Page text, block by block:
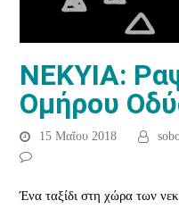
ΝΕΚΥΙΑ:
Ομήρου
15 Μαΐου 2018
Ένα ταξίδι στη χώρα των